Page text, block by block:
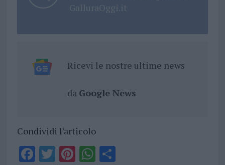
GalluraOggi.it
Ricevi le nostre ultime news
da Google News
Condividi l'articolo
F T PiWS